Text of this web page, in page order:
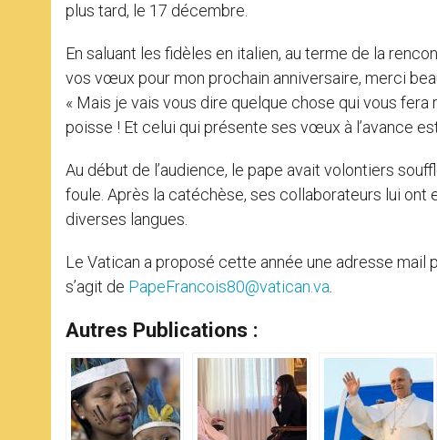
plus tard, le 17 décembre.
En saluant les fidèles en italien, au terme de la
vos vœux pour mon prochain anniversaire, merci
« Mais je vais vous dire quelque chose qui vous
poisse ! Et celui qui présente ses vœux à l’avance
Au début de l’audience, le pape avait volontiers
foule. Après la catéchèse, ses collaborateurs lui
diverses langues.
Le Vatican a proposé cette année une adresse mail
s’agit de PapeFrancois80@vatican.va
Autres Publications :